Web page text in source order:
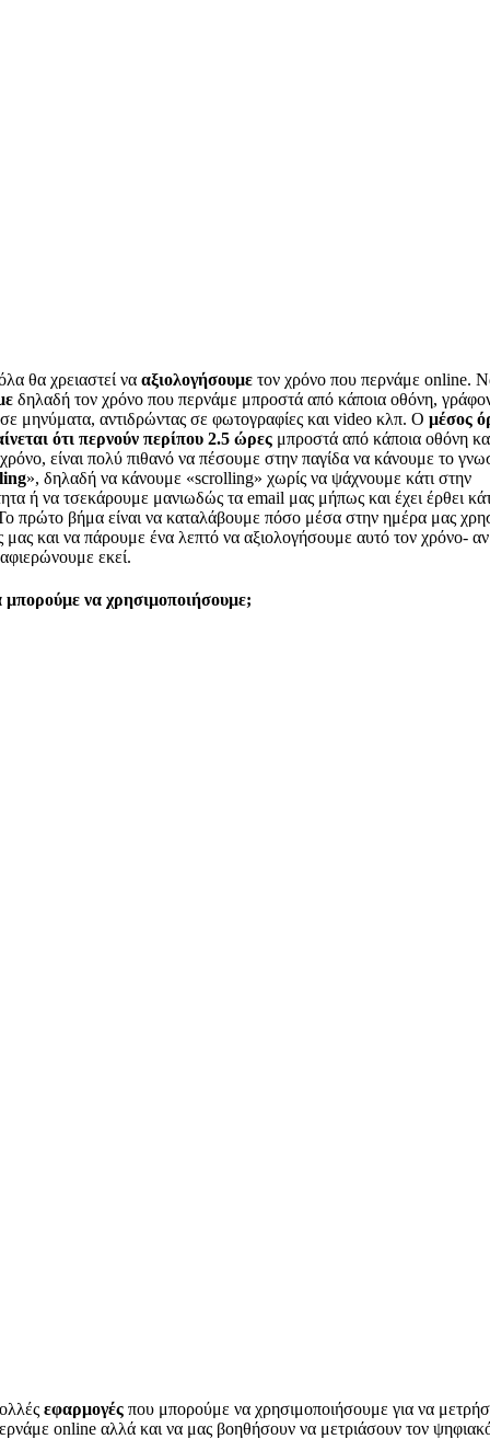
θα χρειαστεί νααξιολογήσουμε τον χρόνο που περνάμε online.
δηλαδή τον χρόνο που περνάμε μπροστά από κάποια οθόνη,
μηνύματα, αντιδρώντας σε φωτογραφίες και video κλπ. Ομέσος
ότι περνούν περίπου 2.5 ώρες μπροστά από κάποια οθόνη
είναι πολύ πιθανό να πέσουμε στην παγίδα να κάνουμε το
», δηλαδή να κάνουμε «scrolling» χωρίς να ψάχνουμε κάτι στην
ή να τσεκάρουμε μανιωδώς τα email μας μήπως και έχει έρθει
πρώτο βήμα είναι να καταλάβουμε πόσο μέσα στην ημέρα μας
μας και να πάρουμε ένα λεπτό να αξιολογήσουμε αυτό τον χρόνο- αν
εκεί.
μπορούμε να χρησιμοποιήσουμε;
εφαρμογές που μπορούμε να χρησιμοποιήσουμε για να
online αλλά και να μας βοηθήσουν να μετριάσουν τον